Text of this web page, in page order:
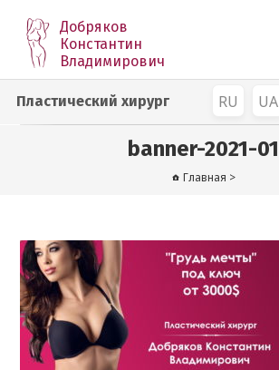
Добряков
Константин
Владимирович
RU UA
Пластический хирург
banner-2021-01
Главная >